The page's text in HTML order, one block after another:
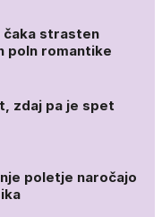
čaka strasten
poln romantike
zdaj pa je spet
poletje naročajo